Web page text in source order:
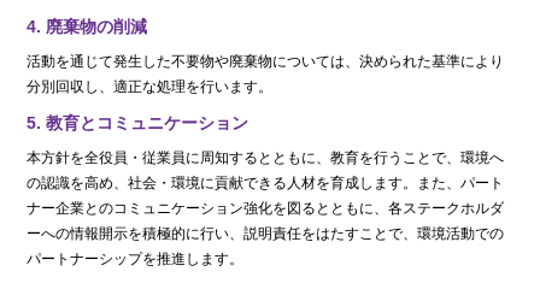
4. 廃棄物の削減
活動を通じて発生した不要物や廃棄物については、決められた基準により
分別回収し、適正な処理を行います。
5. 教育とコミュニケーション
本方針を全役員・従業員に周知するとともに、教育を行うことで、環境へ
の認識を高め、社会・環境に貢献できる人材を育成します。また、パート
ナー企業とのコミュニケーション強化を図るとともに、各ステークホルダ
ーへの情報開示を積極的に行い、説明責任をはたすことで、環境活動での
パートナーシップを推進します。